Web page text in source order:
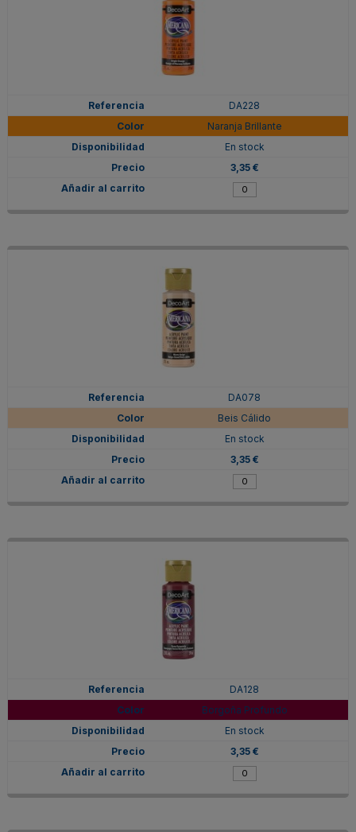
DA228
Naranja Brillante
En stock
3,35 €
DA078
Beis Cálido
En stock
3,35 €
DA128
Borgoña Profundo
En stock
3,35 €